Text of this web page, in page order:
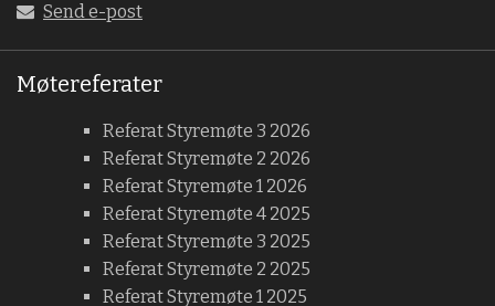
Send e-post
Møtereferater
Referat Styremøte 3 2026
Referat Styremøte 2 2026
Referat Styremøte 1 2026
Referat Styremøte 4 2025
Referat Styremøte 3 2025
Referat Styremøte 2 2025
Referat Styremøte 1 2025